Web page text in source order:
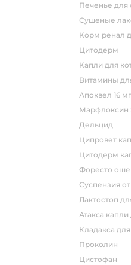
печенье для
сушеные
корм ренал
цитодерм
капли для
витамины
апоквел 16 мг
марфлоксин
дельцид
ципровет
цитодерм
форесто
суспензия
лактостоп
атакса
кладакса
проколин
цистофан